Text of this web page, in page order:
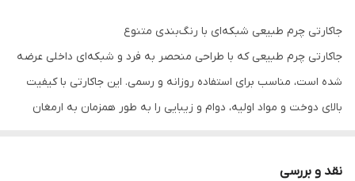
جاکارتی چرم طبیعی شبکه‌ای با رنگ‌بندی متنوع
جاکارتی چرم طبیعی که با طراحی منحصر به فرد و شبکه‌ای داخلی عرضه
شده است، مناسب برای استفاده روزانه و رسمی. این جاکارتی با کیفیت
بالای دوخت و مواد اولیه، دوام و زیبایی را به طور همزمان به ارمغان
نقد و بررسی